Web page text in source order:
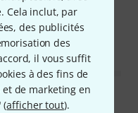
Cela inclut, par
des publicités
des
il vous suffit
à des fins de
de marketing en
(afficher tout).